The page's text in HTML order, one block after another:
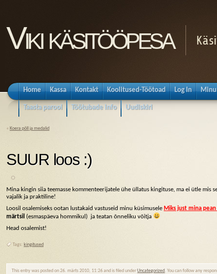
Viki käsitööpesa
Home Kassa Kontakt Koolitused-Töötoad Log In
Taasta parool Töötubade info Uudiskiri
« Koera põll ja medalid
SUUR loos :)
Mina kingin siia teemasse kommenteerijatele ühe üllatus kingituse, ma ei ütle mis
vajalik ja praktiline!
Loosil osalemiseks ootan lustakaid vastuseid minu küsimusele Miks just mina
märtsil (esmaspäeva hommikul) ja teatan õnneliku võitja
Head osalemist!
Tags: kingitused
This entry was posted on 26. märts 2010, 11:26 and is filed underUncategorized. You can follow any